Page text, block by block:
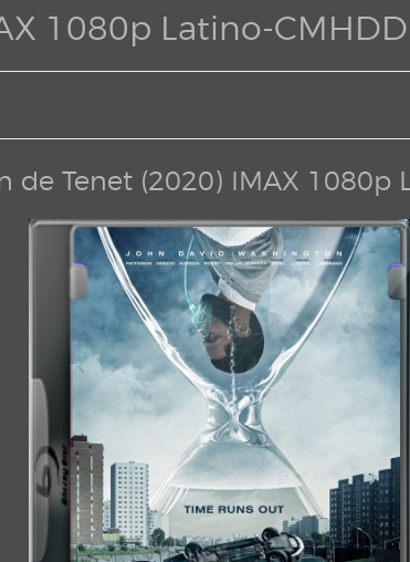
1080p Latino-CMHDD
de Tenet (2020) IMAX 1080p